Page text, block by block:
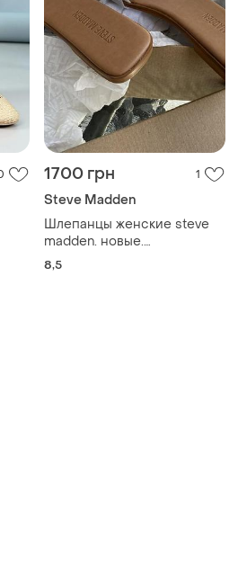
1700 грн 1
Steve Madden
Шлепанцы женские steve
madden. новые.
оригинальные. натуральная
кожа. бежевые. размер 8,5
8,5